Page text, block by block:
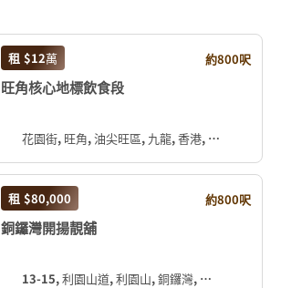
租 $12萬 約800呎
旺角核心地標飲食段
花園街, 旺角, 油尖旺區, 九龍, 香港, 中国
租 $80,000 約800呎
銅鑼灣開揚靚舖
13-15, 利園山道, 利園山, 銅鑼灣, 灣仔區, 香港島, 香港, 中国